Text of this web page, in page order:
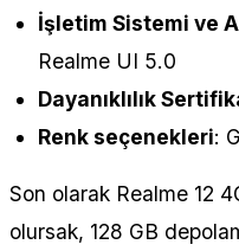
İşletim Sistemi ve
Realme UI 5.0
Dayanıklılık
Renk seçenekleri:
Son olarak Realme 12
olursak, 128 GB